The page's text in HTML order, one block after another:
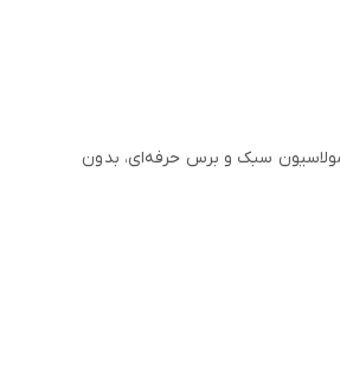
سبک و برس حرفه‌ای، بدون